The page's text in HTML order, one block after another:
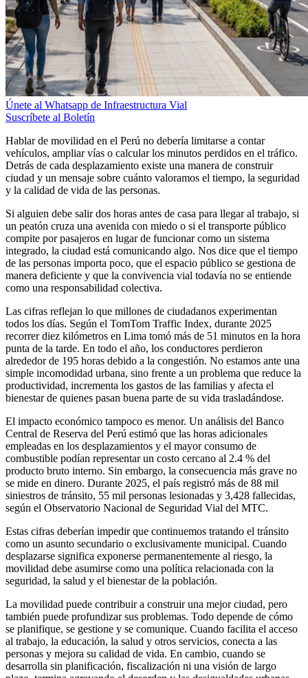
Únete al Whatsapp de Infraestructura Vial
Suscríbete al Boletín
Hablar de movilidad en el Perú no debería limitarse a contar
vehículos, ampliar vías o calcular los minutos perdidos en el tráfico.
Detrás de cada desplazamiento existe una manera de construir
ciudad y un mensaje sobre cuánto valoramos el tiempo, la seguridad
y la calidad de vida de las personas.
Si alguien debe salir dos horas antes de casa para llegar al trabajo, si
un peatón cruza una avenida con miedo o si el transporte público
compite por pasajeros en lugar de funcionar como un sistema
integrado, la ciudad está comunicando algo. Nos dice que el tiempo
de las personas importa poco, que el espacio público se gestiona de
manera deficiente y que la convivencia vial todavía no se entiende
como una responsabilidad colectiva.
Las cifras reflejan lo que millones de ciudadanos experimentan
todos los días. Según el TomTom Traffic Index, durante 2025
recorrer diez kilómetros en Lima tomó más de 51 minutos en la hora
punta de la tarde. En todo el año, los conductores perdieron
alrededor de 195 horas debido a la congestión. No estamos ante una
simple incomodidad urbana, sino frente a un problema que reduce la
productividad, incrementa los gastos de las familias y afecta el
bienestar de quienes pasan buena parte de su vida trasladándose.
El impacto económico tampoco es menor. Un análisis del Banco
Central de Reserva del Perú estimó que las horas adicionales
empleadas en los desplazamientos y el mayor consumo de
combustible podían representar un costo cercano al 2.4 % del
producto bruto interno. Sin embargo, la consecuencia más grave no
se mide en dinero. Durante 2025, el país registró más de 88 mil
siniestros de tránsito, 55 mil personas lesionadas y 3,428 fallecidas,
según el Observatorio Nacional de Seguridad Vial del MTC.
Estas cifras deberían impedir que continuemos tratando el tránsito
como un asunto secundario o exclusivamente municipal. Cuando
desplazarse significa exponerse permanentemente al riesgo, la
movilidad debe asumirse como una política relacionada con la
seguridad, la salud y el bienestar de la población.
La movilidad puede contribuir a construir una mejor ciudad, pero
también puede profundizar sus problemas. Todo depende de cómo
se planifique, se gestione y se comunique. Cuando facilita el acceso
al trabajo, la educación, la salud y otros servicios, conecta a las
personas y mejora su calidad de vida. En cambio, cuando se
desarrolla sin planificación, fiscalización ni una visión de largo